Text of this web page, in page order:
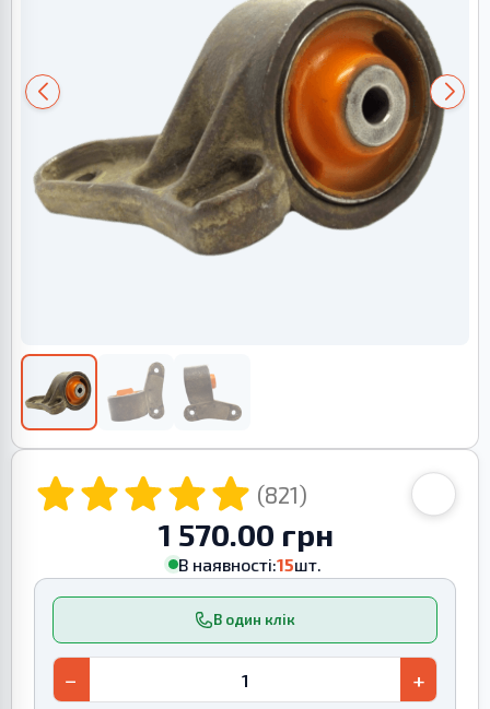
(821)
1 570.00 грн
В наявності:15шт.
В один клік
− +